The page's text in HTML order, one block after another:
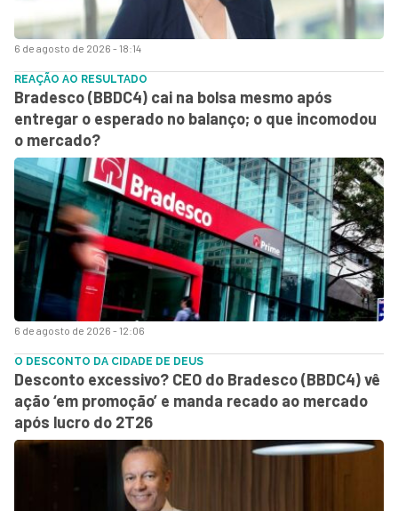
6 de agosto de 2026 - 18:14
6 de agosto de 2026 - 12:06
REAÇÃO AO RESULTADO
Bradesco (BBDC4) cai na bolsa mesmo após
entregar o esperado no balanço; o que incomodou
o mercado?
O DESCONTO DA CIDADE DE DEUS
Desconto excessivo? CEO do Bradesco (BBDC4) vê
ação ‘em promoção’ e manda recado ao mercado
após lucro do 2T26